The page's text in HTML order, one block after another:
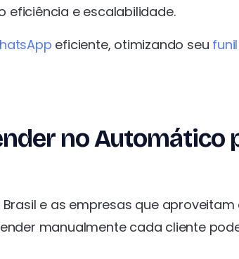
eficiência e escalabilidade.
eficiente, otimizando seu
no Automático
e as empresas que aproveitam
manualmente cada cliente